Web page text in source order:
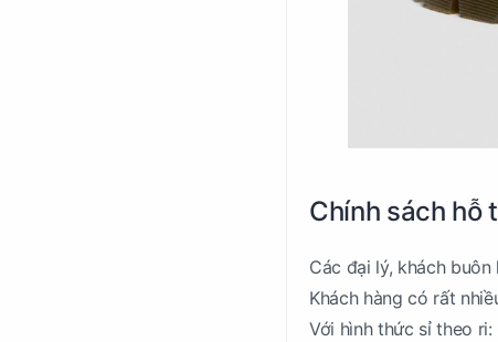
Chính sách hỗ
Các đại lý, khách
Khách hàng có rất
Với hình thức sỉ theo